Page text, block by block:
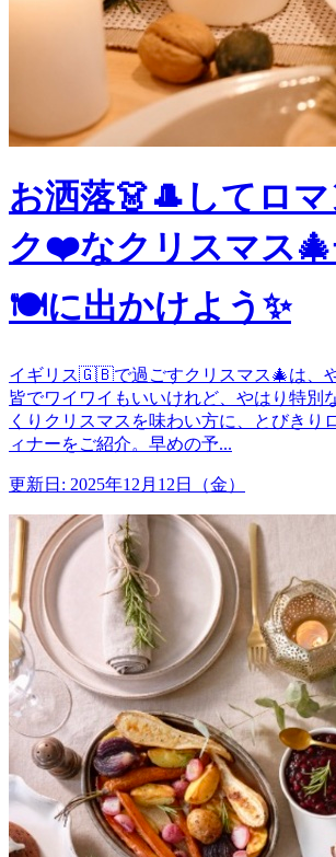
お洒落👗🎩してロ
ク❤️なクリスマス
🍽️に出かけよう✨
イギリス🇬🇧で過ごすクリスマス🎄は、
皆でワイワイもいいけれど、やはり特別
くりクリスマスを味わい方に、とびきり
ィナーをご紹介。早めの予...
更新日: 2025年12月12日（金）